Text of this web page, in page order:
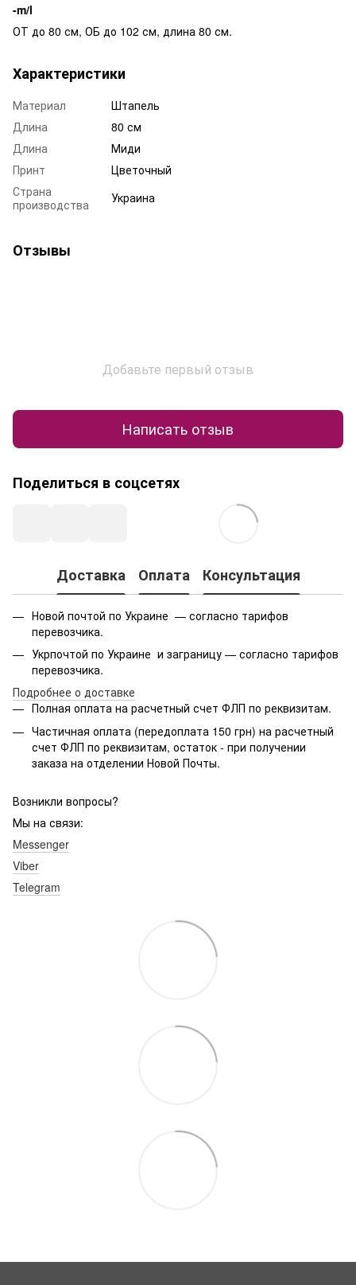
-m/l
ОТ до 80 см, ОБ до 102 см, длина 80 см.
Характеристики
Материал
Штапель
Длина
80 см
Длина
Миди
Принт
Цветочный
Страна
производства
Украина
Отзывы
Добавьте первый отзыв
Написать отзыв
Поделиться в соцсетях
Доставка Оплата Консультация
Новой почтой по Украине — согласно тарифов
перевозчика.
Укрпочтой по Украине и заграницу — согласно тарифов
перевозчика.
Подробнее о доставке
Полная оплата на расчетный счет ФЛП по реквизитам.
Частичная оплата (передоплата 150 грн) на расчетный
счет ФЛП по реквизитам, остаток - при получении
заказа на отделении Новой Почты.
Возникли вопросы?
Мы на связи:
Messenger
Viber
Telegram